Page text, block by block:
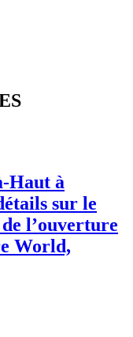
Haut à
sur le
l’ouverture
World,